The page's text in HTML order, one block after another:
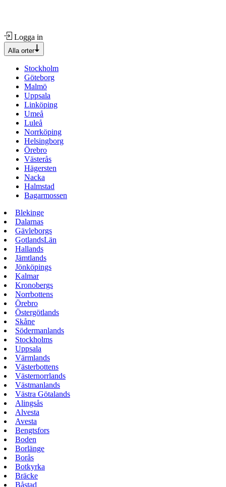
Logga in
Alla orter
Stockholm
Göteborg
Malmö
Uppsala
Linköping
Umeå
Luleå
Norrköping
Helsingborg
Örebro
Västerås
Hägersten
Nacka
Halmstad
Bagarmossen
Blekinge
Dalarnas
Gävleborgs
GotlandsLän
Hallands
Jämtlands
Jönköpings
Kalmar
Kronobergs
Norrbottens
Örebro
Östergötlands
Skåne
Södermanlands
Stockholms
Uppsala
Värmlands
Västerbottens
Västernorrlands
Västmanlands
Västra Götalands
Alingsås
Alvesta
Avesta
Bengtsfors
Boden
Borlänge
Borås
Botkyrka
Bräcke
Båstad